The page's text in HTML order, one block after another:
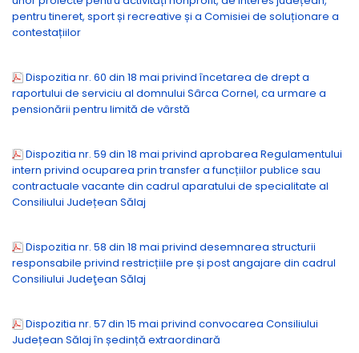
pentru tineret, sport și recreative și a Comisiei de soluționare a
contestațiilor
Dispozitia nr. 60 din 18 mai privind încetarea de drept a
raportului de serviciu al domnului Sârca Cornel, ca urmare a
pensionării pentru limită de vârstă
Dispozitia nr. 59 din 18 mai privind aprobarea Regulamentului
intern privind ocuparea prin transfer a funcțiilor publice sau
contractuale vacante din cadrul aparatului de specialitate al
Consiliului Județean Sălaj
Dispozitia nr. 58 din 18 mai privind desemnarea structurii
responsabile privind restricțiile pre și post angajare din cadrul
Consiliului Judeţean Sălaj
Dispozitia nr. 57 din 15 mai privind convocarea Consiliului
Județean Sălaj în ședință extraordinară